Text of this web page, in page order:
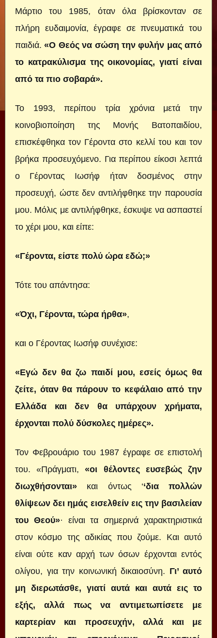
Μάρτιο του 1985, όταν όλα βρίσκονταν σε
πλήρη ευδαιμονία, έγραφε σε πνευματικά του
παιδιά.«Ο Θεός να σώση την φυλήν μας από
το κατρακύλισμα της οικονομίας, γιατί είναι
από τα πιο σοβαρά».
Το 1993, περίπου τρία χρόνια μετά την
κοινοβιοποίηση της Μονής Βατοπαιδίου,
επισκέφθηκα τον Γέροντα στο κελλί του και τον
βρήκα προσευχόμενο. Για περίπου είκοσι λεπτά
ο Γέροντας Ιωσήφ ήταν δοσμένος στην
προσευχή, ώστε δεν αντιλήφθηκε την παρουσία
μου. Μόλις με αντιλήφθηκε, έσκυψε να ασπαστεί
το χέρι μου, και είπε:
«Γέροντα, είστε πολύ ώρα εδώ;»
Τότε του απάντησα:
«Όχι, Γέροντα, τώρα ήρθα»,
και ο Γέροντας Ιωσήφ συνέχισε:
«Εγώ δεν θα ζω παιδί μου, εσείς όμως θα
ζείτε, όταν θα πάρουν το κεφάλαιο από την
Ελλάδα και δεν θα υπάρχουν χρήματα,
έρχονται πολύ δύσκολες ημέρες».
Τον Φεβρουάριο του 1987 έγραφε σε επιστολή
του. «Πράγματι,«οι θέλοντες ευσεβώς ζην
διωχθήσονται» και όντως ‘‘δια πολλών
θλίψεων δει ημάς εισελθείν εις την βασιλείαν
του Θεού»· είναι τα σημερινά χαρακτηριστικά
στον κόσμο της αδικίας που ζούμε. Και αυτό
είναι ούτε καν αρχή των όσων έρχονται εντός
ολίγου, για την κοινωνική δικαιοσύνη. Γι’ αυτό
μη διερωτάσθε, γιατί αυτά και αυτά εις το
εξής, αλλά πως να αντιμετωπίσετε με
καρτερίαν και προσευχήν, αλλά και με